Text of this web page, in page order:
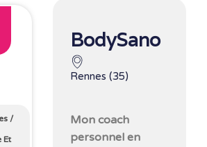
/
Et
BodySano
Rennes (35)
Mon coach
personnel en